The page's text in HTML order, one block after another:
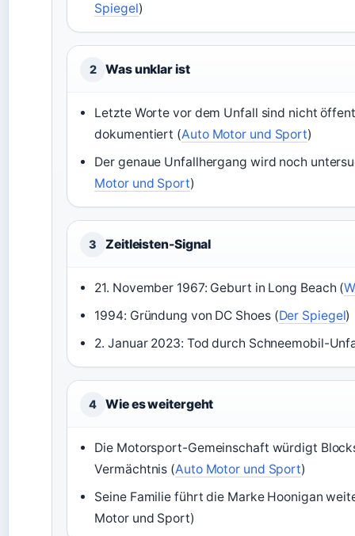
Spiegel)
2 Was unklar ist
Letzte Worte vor dem Unfall sind nicht
dokumentiert (Auto Motor und Sport)
Der genaue Unfallhergang wird noch
Motor und Sport)
3 Zeitleisten-Signal
21. November 1967: Geburt in Long Beach (
1994: Gründung von DC Shoes (Der Spiegel)
2. Januar 2023: Tod durch Schneemobil-
4 Wie es weitergeht
Die Motorsport-Gemeinschaft würdigt
Vermächtnis (Auto Motor und Sport)
Seine Familie führt die Marke Hoonigan
Motor und Sport)